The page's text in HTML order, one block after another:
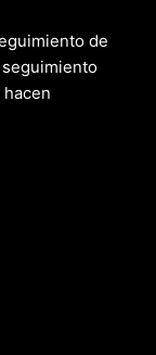
de